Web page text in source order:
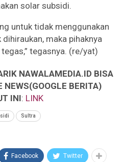
solar subsidi.
untuk tidak menggunakan
maka pihaknya
tegasnya. (re/yat)
NAWALAMEDIA.ID BISA
NEWS(GOOGLE BERITA)
INI: LINK
Sultra
Facebook Twitter